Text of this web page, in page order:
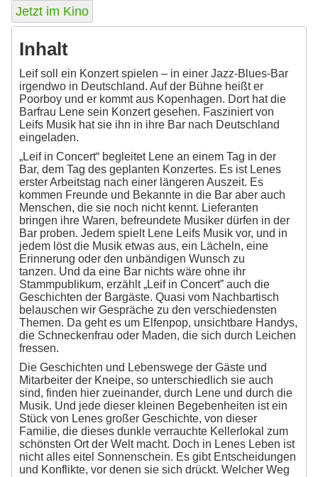
Jetzt im Kino
Inhalt
Leif soll ein Konzert spielen – in einer Jazz-Blues-Bar
irgendwo in Deutschland. Auf der Bühne heißt er
Poorboy und er kommt aus Kopenhagen. Dort hat die
Barfrau Lene sein Konzert gesehen. Fasziniert von
Leifs Musik hat sie ihn in ihre Bar nach Deutschland
eingeladen.
„Leif in Concert“ begleitet Lene an einem Tag in der
Bar, dem Tag des geplanten Konzertes. Es ist Lenes
erster Arbeitstag nach einer längeren Auszeit. Es
kommen Freunde und Bekannte in die Bar aber auch
Menschen, die sie noch nicht kennt. Lieferanten
bringen ihre Waren, befreundete Musiker dürfen in der
Bar proben. Jedem spielt Lene Leifs Musik vor, und in
jedem löst die Musik etwas aus, ein Lächeln, eine
Erinnerung oder den unbändigen Wunsch zu
tanzen. Und da eine Bar nichts wäre ohne ihr
Stammpublikum, erzählt „Leif in Concert” auch die
Geschichten der Bargäste. Quasi vom Nachbartisch
belauschen wir Gespräche zu den verschiedensten
Themen. Da geht es um Elfenpop, unsichtbare Handys,
die Schneckenfrau oder Maden, die sich durch Leichen
fressen.
Die Geschichten und Lebenswege der Gäste und
Mitarbeiter der Kneipe, so unterschiedlich sie auch
sind, finden hier zueinander, durch Lene und durch die
Musik. Und jede dieser kleinen Begebenheiten ist ein
Stück von Lenes großer Geschichte, von dieser
Familie, die dieses dunkle verrauchte Kellerlokal zum
schönsten Ort der Welt macht. Doch in Lenes Leben ist
nicht alles eitel Sonnenschein. Es gibt Entscheidungen
und Konflikte, vor denen sie sich drückt. Welcher Weg